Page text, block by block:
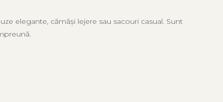
elegante, cămăși lejere sau sacouri casual. Sunt